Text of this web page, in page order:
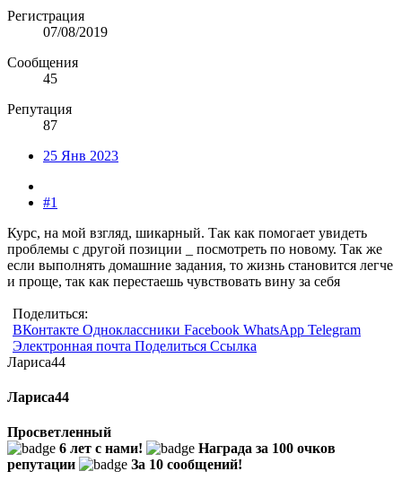
Регистрация
07/08/2019
Сообщения
45
Репутация
87
25 Янв 2023
#1
Курс, на мой взгляд, шикарный. Так как помогает увидеть
проблемы с другой позиции _ посмотреть по новому. Так же
если выполнять домашние задания, то жизнь становится легче
и проще, так как перестаешь чувствовать вину за себя
Поделиться:
ВКонтакте Одноклассники Facebook WhatsApp Telegram
Электронная почта Поделиться Ссылка
Лариса44
Лариса44
Просветленный
6 лет с нами!
Награда за 100 очков
репутации
За 10 сообщений!